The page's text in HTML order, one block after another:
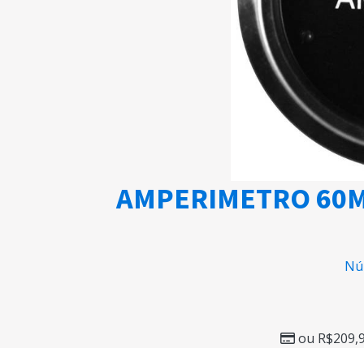
AMPERIMETRO
ou R$